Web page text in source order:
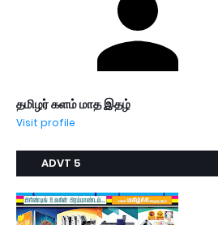
தமிழர் களம் மாத இதழ்
Visit profile
ADVT 5